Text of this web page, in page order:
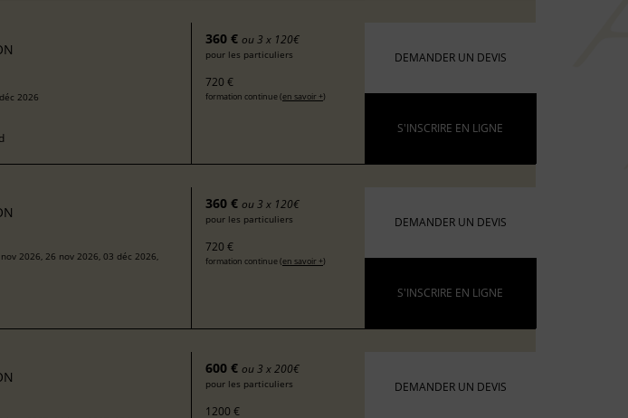
2026
360 € ou 3 x 120€
pour les particuliers
720 €
formation continue (en savoir +)
DEMANDER UN DEVIS
S'INSCRIRE EN LIGNE
2026, 26 nov 2026, 03 déc 2026,
360 € ou 3 x 120€
pour les particuliers
720 €
formation continue (en savoir +)
DEMANDER UN DEVIS
S'INSCRIRE EN LIGNE
600 € ou 3 x 200€
pour les particuliers
1200 €
DEMANDER UN DEVIS